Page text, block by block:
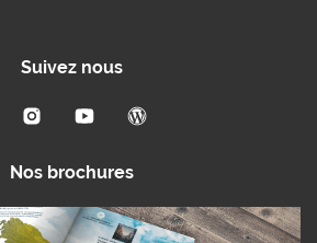
Suivez nous
Nos brochures